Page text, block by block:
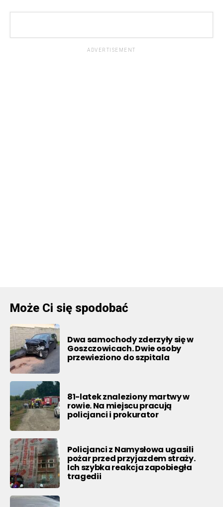
ADVERTISEMENT
Może Ci się spodobać
Dwa samochody zderzyły się w
Goszczowicach. Dwie osoby
przewieziono do szpitala
81-latek znaleziony martwy w
rowie. Na miejscu pracują
policjanci i prokurator
Policjanci z Namysłowa ugasili
pożar przed przyjazdem straży.
Ich szybka reakcja zapobiegła
tragedii